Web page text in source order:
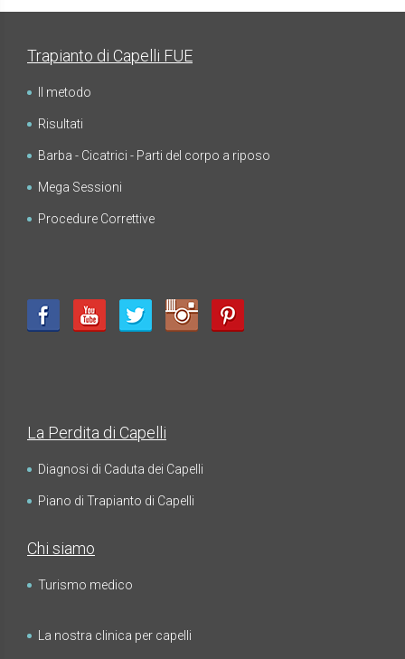
Trapianto di Capelli FUE
Il metodo
Risultati
Barba - Cicatrici - Parti del corpo a riposo
Mega Sessioni
Procedure Correttive
La Perdita di Capelli
Diagnosi di Caduta dei Capelli
Piano di Trapianto di Capelli
Chi siamo
Turismo medico
La nostra clinica per capelli